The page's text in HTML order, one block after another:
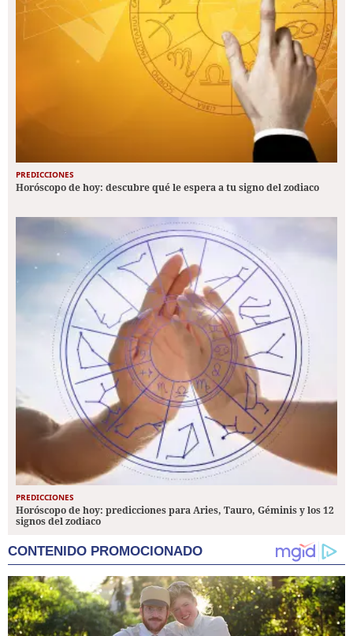
PREDICCIONES
Horóscopo de hoy: descubre qué le espera a tu signo del zodiaco
PREDICCIONES
Horóscopo de hoy: predicciones para Aries, Tauro, Géminis y los 12
signos del zodiaco
CONTENIDO PROMOCIONADO